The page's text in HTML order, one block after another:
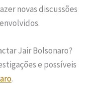
novas discussões
Jair Bolsonaro?
e possíveis
.